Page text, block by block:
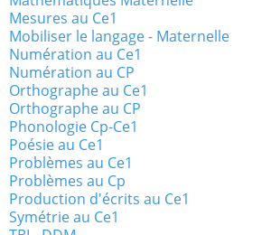
Mesures au Ce1
Mobiliser le langage - Maternelle
Numération au Ce1
Numération au CP
Orthographe au Ce1
Orthographe au CP
Phonologie Cp-Ce1
Poésie au Ce1
Problèmes au Ce1
Problèmes au Cp
Production d'écrits au Ce1
Symétrie au Ce1